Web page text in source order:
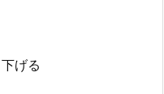
げる